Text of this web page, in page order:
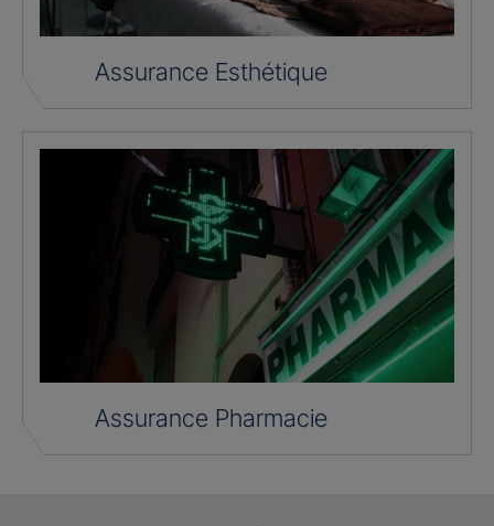
Assurance Esthétique
Assurance Pharmacie